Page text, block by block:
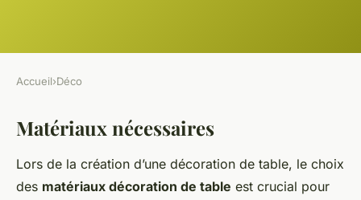
Accueil›Déco
Matériaux nécessaires
Lors de la création d’une décoration de table, le choix
des matériaux décoration de table est crucial pour